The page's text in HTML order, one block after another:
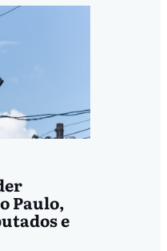
Paulo,
e